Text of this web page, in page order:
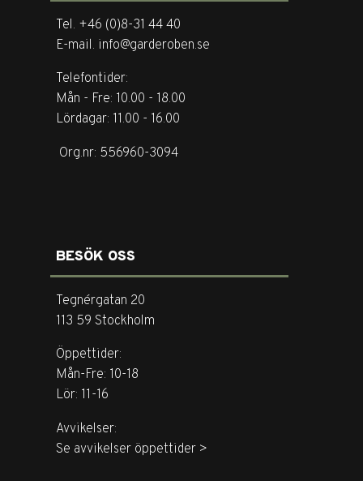
Tel. +46 (0)8-31 44 40
E-mail. info@garderoben.se
Telefontider:
Mån - Fre: 10.00 - 18.00
Lördagar: 11.00 - 16.00
Org.nr: 556960-3094
BESÖK OSS
Tegnérgatan 20
113 59 Stockholm
Öppettider:
Mån-Fre: 10-18
Lör: 11-16
Avvikelser:
Se avvikelser öppettider >